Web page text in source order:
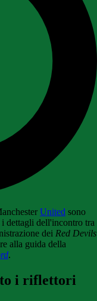
United sono
dettagli dell'incontro tra
dei Red Devils
alla guida della
.
i riflettori